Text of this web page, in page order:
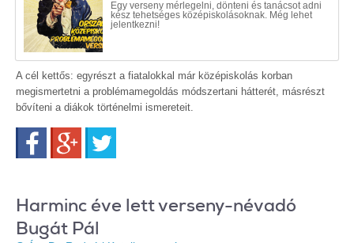
Egy verseny mérlegelni, dönteni és tanácsot adni
kész tehetséges középiskolásoknak. Még lehet
jelentkezni!
A cél kettős: egyrészt a fiatalokkal már középiskolás korban
megismertetni a problémamegoldás módszertani hátterét, másrészt
bővíteni a diákok történelmi ismereteit.
FacebookGoogle+
Harminc éve lett verseny-névadó
Bugát Pál